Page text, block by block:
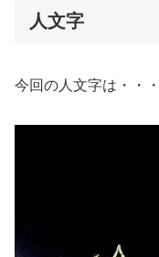
人文字
今回の人文字は・・・